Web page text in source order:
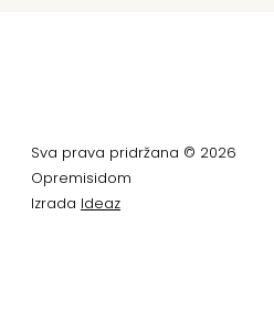
Sva prava pridržana © 2026
Opremisidom
Izrada Ideaz